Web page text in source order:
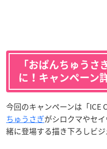
「おぱんちゅう
に！キャンペーン
今回のキャンペーンは「ICE
ちゅうさぎがシロクマやセ
緒に登場する描き下ろしビジ